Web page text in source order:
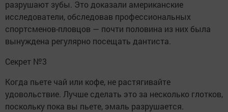
разрушают зубы. Это доказали американские
исследователи, обследовав профессиональных
спортсменов-пловцов — почти половина из них была
вынуждена регулярно посещать дантиста.
Секрет №3
Когда пьете чай или кофе, не растягивайте
удовольствие. Лучше сделать это за несколько глотков,
поскольку пока вы пьете, эмаль разрушается.